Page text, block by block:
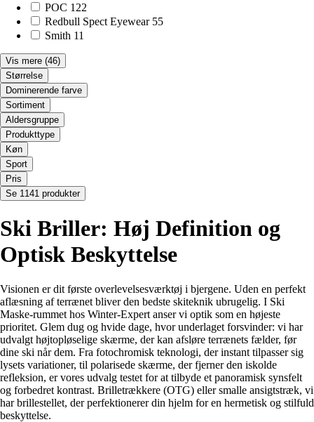
POC 122
Redbull Spect Eyewear 55
Smith 11
Vis mere (46)
Størrelse
Dominerende farve
Sortiment
Aldersgruppe
Produkttype
Køn
Sport
Pris
Se 1141 produkter
Ski Briller: Høj Definition og
Optisk Beskyttelse
Visionen er dit første overlevelsesværktøj i bjergene. Uden en perfekt
aflæsning af terrænet bliver den bedste skiteknik ubrugelig. I Ski
Maske-rummet hos Winter-Expert anser vi optik som en højeste
prioritet. Glem dug og hvide dage, hvor underlaget forsvinder: vi har
udvalgt højtopløselige skærme, der kan afsløre terrænets fælder, før
dine ski når dem. Fra fotochromisk teknologi, der instant tilpasser sig
lysets variationer, til polarisede skærme, der fjerner den iskolde
refleksion, er vores udvalg testet for at tilbyde et panoramisk synsfelt
og forbedret kontrast. Brilletrækkere (OTG) eller smalle ansigtstræk, vi
har brillestellet, der perfektionerer din hjelm for en hermetisk og stilfuld
beskyttelse.